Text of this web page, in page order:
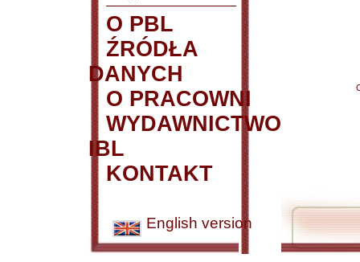
O PBL
ŹRÓDŁA
DANYCH
O PRACOWNI
WYDAWNICTWO
IBL
KONTAKT
English version